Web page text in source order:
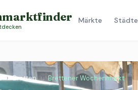
Märkte Städte
› Bretten › Brettener Wochenmarkt